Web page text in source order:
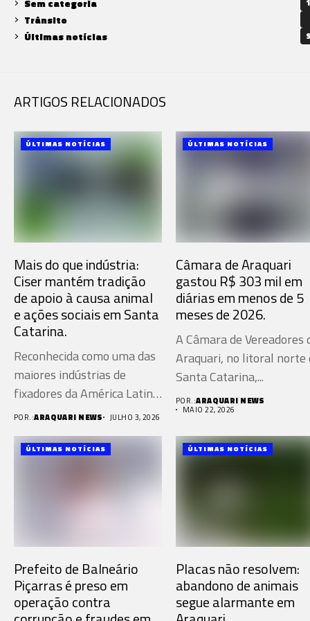
Sem categoria
Trânsito
Últimas notícias
ARTIGOS RELACIONADOS
ÚLTIMAS NOTÍCIAS
Mais do que indústria:
Ciser mantém tradição
de apoio à causa animal
e ações sociais em Santa
Catarina.
Reconhecida como uma das
maiores indústrias de
fixadores da América Latina
de...
POR.:ARAQUARI NEWS JULHO 3, 2026
ÚLTIMAS NOTÍCIAS
Câmara de Araquari
gastou R$ 303 mil em
diárias em menos de 5
meses de 2026.
A Câmara de Vereadores
Araquari, no litoral norte
Santa Catarina,...
POR.:ARAQUARI NEWS
MAIO 22, 2026
ÚLTIMAS NOTÍCIAS
Prefeito de Balneário
Piçarras é preso em
operação contra
ÚLTIMAS NOTÍCIAS
Placas não resolvem:
abandono de animais
segue alarmante em